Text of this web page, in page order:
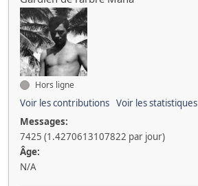
Hors ligne
Voir les contributions Voir les statistiques
Messages:
7425 (1.4270613107822 par jour)
Âge:
N/A